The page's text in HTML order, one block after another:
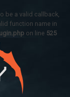
be a valid callback,
function name in
on line 525